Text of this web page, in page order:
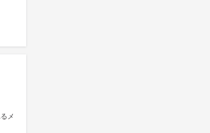
メ